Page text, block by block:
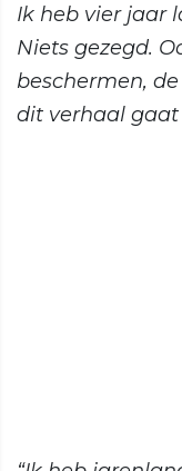
Ik heb vier jaar
Niets gezegd.
beschermen,
dit verhaal gaat